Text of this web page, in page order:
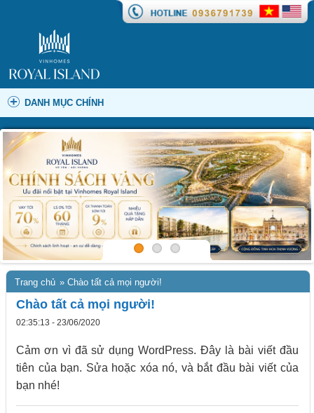
DANH MỤC CHÍNH
Trang chủ » Chào tất cả mọi người!
Chào tất cả mọi người!
02:35:13 - 23/06/2020
Cảm ơn vì đã sử dụng WordPress. Đây là bài viết đầu
tiên của bạn. Sửa hoặc xóa nó, và bắt đầu bài viết của
bạn nhé!